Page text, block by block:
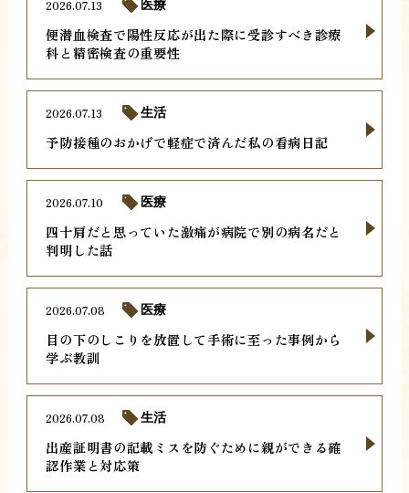
便潜血検査で陽性反応が出た際に受診すべき診療
科と精密検査の重要性
2026.07.13 医療
予防接種のおかげで軽症で済んだ私の看病日記
2026.07.13 生活
四十肩だと思っていた激痛が病院で別の病名だと
判明した話
2026.07.10 医療
目の下のしこりを放置して手術に至った事例から
学ぶ教訓
2026.07.08 医療
出産証明書の記載ミスを防ぐために親ができる確
認作業と対応策
2026.07.08 生活